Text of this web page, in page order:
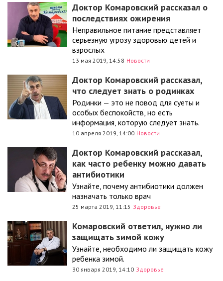
Доктор Комаровский рассказал о
последствиях ожирения
Неправильное питание представляет
серьезную угрозу здоровью детей и
взрослых
13 мая 2019, 14:58 Новости
Доктор Комаровский рассказал,
что следует знать о родинках
Родинки — это не повод для суеты и
особых беспокойств, но есть
информация, которую следует знать.
10 апреля 2019, 14:00 Новости
Доктор Комаровский рассказал,
как часто ребенку можно давать
антибиотики
Узнайте, почему антибиотики должен
назначать только врач
25 марта 2019, 11:15 Здоровье
Комаровский ответил, нужно ли
защищать зимой кожу
Узнайте, необходимо ли защищать кожу
ребенка зимой.
30 января 2019, 14:10 Здоровье